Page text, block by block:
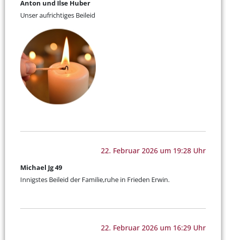
Anton und Ilse Huber
Unser aufrichtiges Beileid
22. Februar 2026 um 19:28 Uhr
Michael Jg 49
Innigstes Beileid der Familie,ruhe in Frieden Erwin.
22. Februar 2026 um 16:29 Uhr